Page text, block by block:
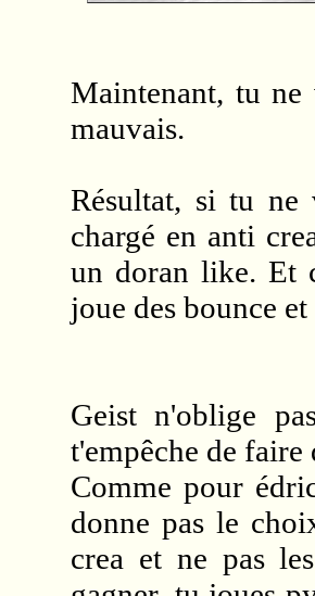
Maintenant, tu ne
mauvais.
Résultat, si tu ne
chargé en anti
un doran like. Et
joue des bounce
Geist n'oblige
t'empêche de faire
Comme pour
donne pas le
crea et ne pas